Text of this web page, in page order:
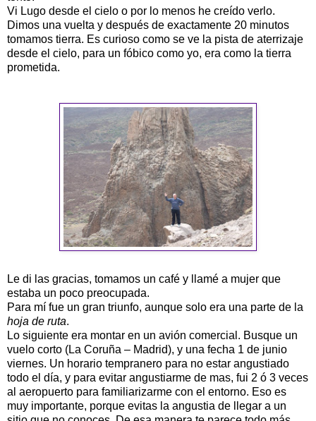
Vi Lugo desde el cielo o por lo menos he creído verlo.
Dimos una vuelta y después de exactamente 20 minutos
tomamos tierra. Es curioso como se ve la pista de aterrizaje
desde el cielo, para un fóbico como yo, era como la tierra
prometida.
Le di las gracias, tomamos un café y llamé a mujer que
estaba un poco preocupada.
Para mí fue un gran triunfo, aunque solo era una parte de la
hoja de ruta.
Lo siguiente era montar en un avión comercial. Busque un
vuelo corto (La Coruña – Madrid), y una fecha 1 de junio
viernes. Un horario tempranero para no estar angustiado
todo el día, y para evitar angustiarme de mas, fui 2 ó 3 veces
al aeropuerto para familiarizarme con el entorno. Eso es
muy importante, porque evitas la angustia de llegar a un